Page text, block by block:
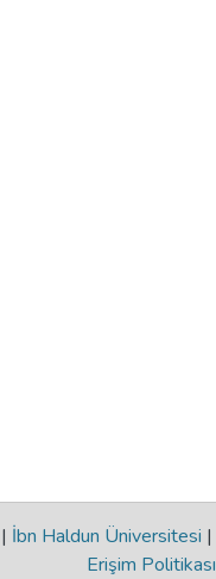
| İbn Haldun Üniversitesi |
Erişim Politikası